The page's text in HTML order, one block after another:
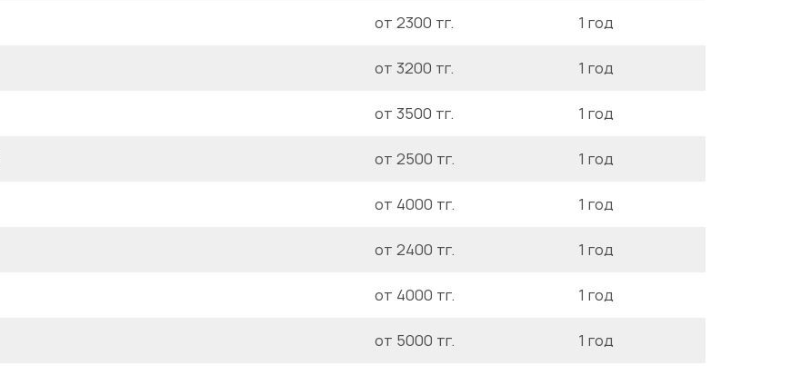
от 2300 тг. 1 год
от 3200 тг. 1 год
от 3500 тг. 1 год
от 2500 тг. 1 год
от 4000 тг. 1 год
от 2400 тг. 1 год
от 4000 тг. 1 год
от 5000 тг. 1 год